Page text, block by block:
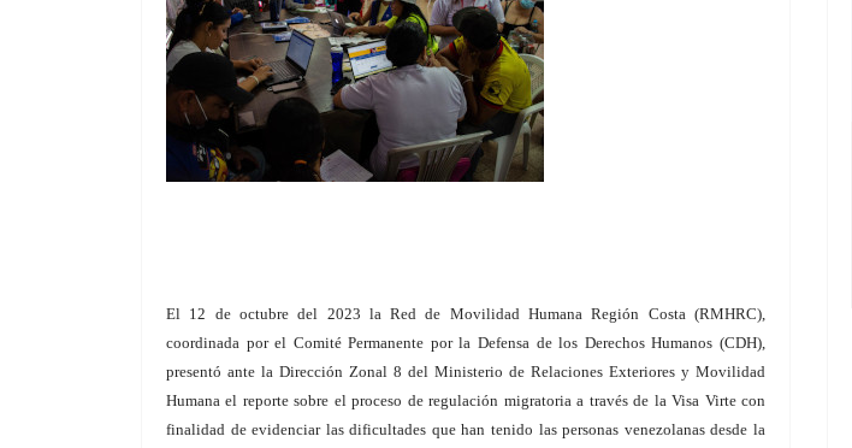
El 12 de octubre del 2023 la Red de Movilidad Humana Región Costa (RMHRC),
coordinada por el Comité Permanente por la Defensa de los Derechos Humanos (CDH),
presentó ante la Dirección Zonal 8 del Ministerio de Relaciones Exteriores y Movilidad
Humana el reporte sobre el proceso de regulación migratoria a través de la Visa Virte con
finalidad de evidenciar las dificultades que han tenido las personas venezolanas desde la